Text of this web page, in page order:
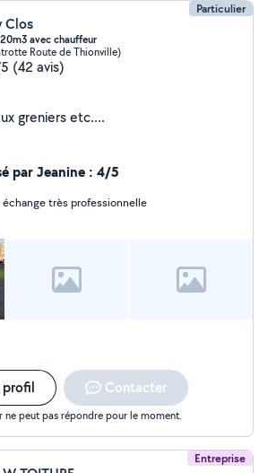
Particulier
Clos
avec chauffeur
Route de Thionville)
(42 avis)
greniers etc....
par Jeanine : 4/5
très professionnelle
profil Contacter
ne peut pas répondre pour le moment.
Entreprise